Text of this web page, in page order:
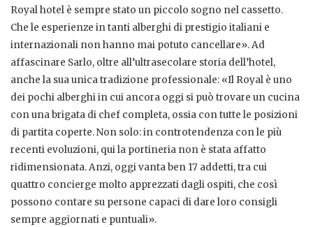
Royal hotel è sempre stato un piccolo sogno nel cassetto.
Che le esperienze in tanti alberghi di prestigio italiani e
internazionali non hanno mai potuto cancellare». Ad
affascinare Sarlo, oltre all’ultrasecolare storia dell’hotel,
anche la sua unica tradizione professionale: «Il Royal è uno
dei pochi alberghi in cui ancora oggi si può trovare un cucina
con una brigata di chef completa, ossia con tutte le posizioni
di partita coperte. Non solo: in controtendenza con le più
recenti evoluzioni, qui la portineria non è stata affatto
ridimensionata. Anzi, oggi vanta ben 17 addetti, tra cui
quattro concierge molto apprezzati dagli ospiti, che così
possono contare su persone capaci di dare loro consigli
sempre aggiornati e puntuali».